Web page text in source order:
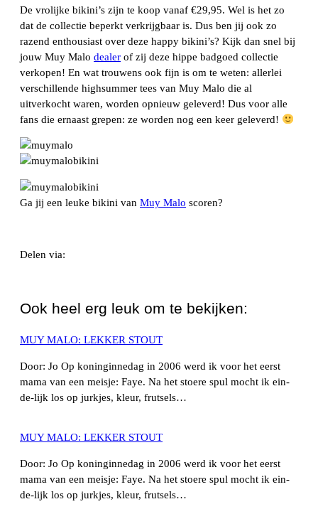
De vrolijke bikini’s zijn te koop vanaf €29,95. Wel is het zo
dat de collectie beperkt verkrijgbaar is. Dus ben jij ook zo
razend enthousiast over deze happy bikini’s? Kijk dan snel bij
jouw Muy Malo dealer of zij deze hippe badgoed collectie
verkopen! En wat trouwens ook fijn is om te weten: allerlei
verschillende highsummer tees van Muy Malo die al
uitverkocht waren, worden opnieuw geleverd! Dus voor alle
fans die ernaast grepen: ze worden nog een keer geleverd!
Ga jij een leuke bikini van Muy Malo scoren?
Delen via:
Ook heel erg leuk om te bekijken:
MUY MALO: LEKKER STOUT
Door: Jo Op koninginnedag in 2006 werd ik voor het eerst
mama van een meisje: Faye. Na het stoere spul mocht ik ein-
de-lijk los op jurkjes, kleur, frutsels…
MUY MALO: LEKKER STOUT
Door: Jo Op koninginnedag in 2006 werd ik voor het eerst
mama van een meisje: Faye. Na het stoere spul mocht ik ein-
de-lijk los op jurkjes, kleur, frutsels…